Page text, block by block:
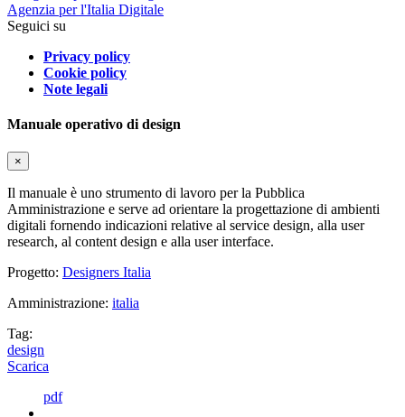
Agenzia per l'Italia Digitale
Seguici su
Privacy policy
Cookie policy
Note legali
Manuale operativo di design
×
Il manuale è uno strumento di lavoro per la Pubblica
Amministrazione e serve ad orientare la progettazione di ambienti
digitali fornendo indicazioni relative al service design, alla user
research, al content design e alla user interface.
Progetto: Designers Italia
Amministrazione: italia
Tag:
design
Scarica
pdf